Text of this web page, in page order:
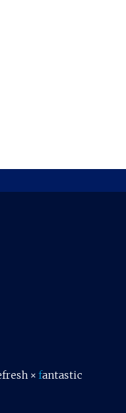
× fantastic